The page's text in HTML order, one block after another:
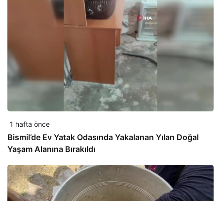
1 hafta önce
Bismil’de Ev Yatak Odasında Yakalanan Yılan Doğal
Yaşam Alanına Bırakıldı